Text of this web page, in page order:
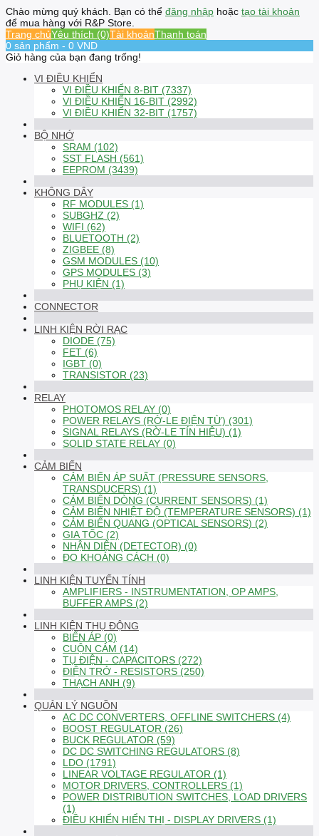
Chào mừng quý khách. Bạn có thể đăng nhập hoặc tạo tài khoản
để mua hàng với R&P Store.
Trang chủYêu thích (0)Tài khoảnThanh toán
0 sản phẩm - 0 VND
Giỏ hàng của bạn đang trống!
VI ĐIỀU KHIỂN
VI ĐIỀU KHIỂN 8-BIT (7337)
VI ĐIỀU KHIỂN 16-BIT (2992)
VI ĐIỀU KHIỂN 32-BIT (1757)
BỘ NHỚ
SRAM (102)
SST FLASH (561)
EEPROM (3439)
KHÔNG DÂY
RF MODULES (1)
SUBGHZ (2)
WIFI (62)
BLUETOOTH (2)
ZIGBEE (8)
GSM MODULES (10)
GPS MODULES (3)
PHỤ KIỆN (1)
CONNECTOR
LINH KIỆN RỜI RẠC
DIODE (75)
FET (6)
IGBT (0)
TRANSISTOR (23)
RELAY
PHOTOMOS RELAY (0)
POWER RELAYS (RỜ-LE ĐIỆN TỪ) (301)
SIGNAL RELAYS (RỜ-LE TÍN HIỆU) (1)
SOLID STATE RELAY (0)
CẢM BIẾN
CẢM BIẾN ÁP SUẤT (PRESSURE SENSORS,
TRANSDUCERS) (1)
CẢM BIẾN DÒNG (CURRENT SENSORS) (1)
CẢM BIẾN NHIỆT ĐỘ (TEMPERATURE SENSORS) (1)
CẢM BIẾN QUANG (OPTICAL SENSORS) (2)
GIA TỐC (2)
NHẬN DIỆN (DETECTOR) (0)
ĐO KHOẢNG CÁCH (0)
LINH KIỆN TUYẾN TÍNH
AMPLIFIERS - INSTRUMENTATION, OP AMPS,
BUFFER AMPS (2)
LINH KIỆN THỤ ĐỘNG
BIẾN ÁP (0)
CUỘN CẢM (14)
TỤ ĐIỆN - CAPACITORS (272)
ĐIỆN TRỞ - RESISTORS (250)
THẠCH ANH (9)
QUẢN LÝ NGUỒN
AC DC CONVERTERS, OFFLINE SWITCHERS (4)
BOOST REGULATOR (26)
BUCK REGULATOR (59)
DC DC SWITCHING REGULATORS (8)
LDO (1791)
LINEAR VOLTAGE REGULATOR (1)
MOTOR DRIVERS, CONTROLLERS (1)
POWER DISTRIBUTION SWITCHES, LOAD DRIVERS
(1)
ĐIỀU KHIỂN HIỂN THỊ - DISPLAY DRIVERS (1)